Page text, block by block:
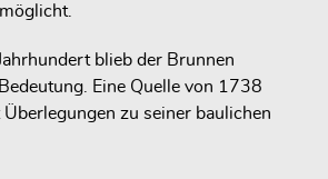
blieb der Brunnen
Eine Quelle von 1738
zu seiner baulichen